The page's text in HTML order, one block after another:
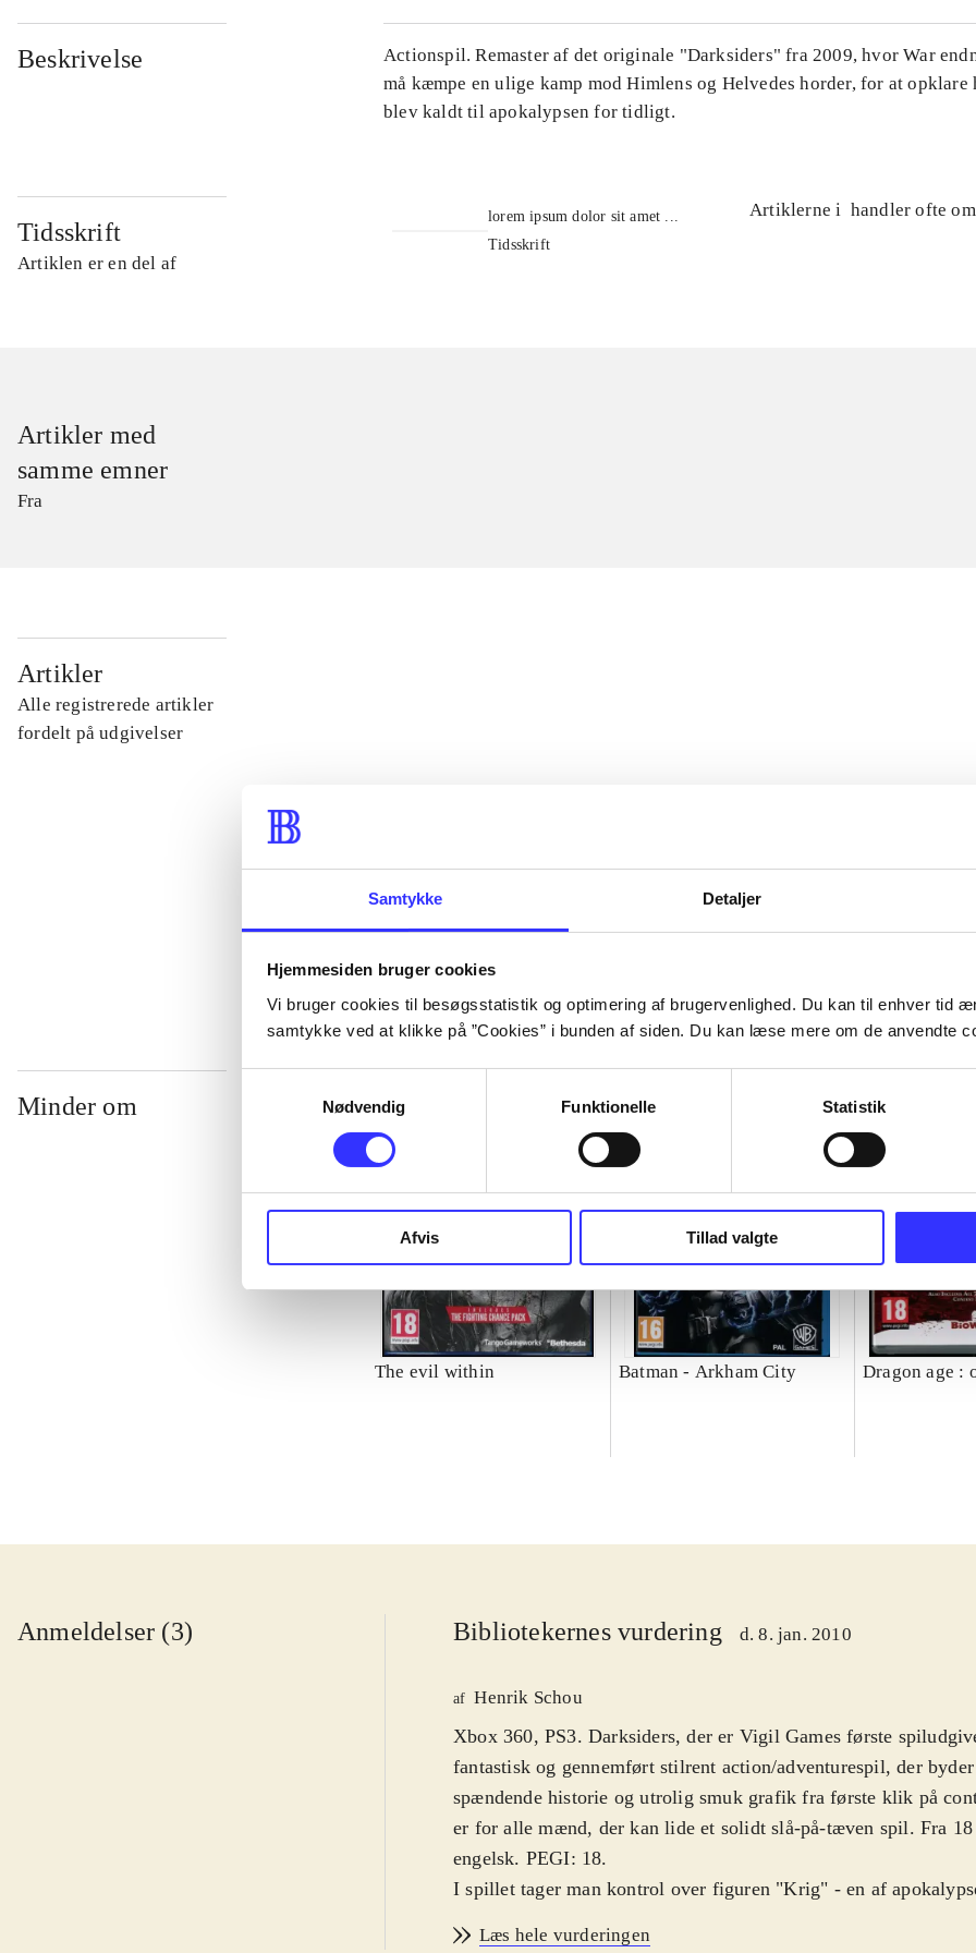
Samtykke Detaljer
Hjemmesiden bruger cookies
Vi bruger cookies til besøgsstatistik og optimering af brugervenlighed. Du kan til enhver tid
samtykke ved at klikke på ”Cookies” i bunden af siden. Du kan læse mere om de anvendte
Nødvendig
Funktionelle Statistik
Afvis Tillad valgte
Beskrivelse
Actionspil. Remaster af det originale "Darksiders" fra 2009, hvor War
må kæmpe en ulige kamp mod Himlens og Helvedes horder, for at
blev kaldt til apokalypsen for tidligt.
Tidsskrift
Artiklen er en del af
lorem ipsum dolor sit amet ...
Tidsskrift
Artiklerne i handler ofte om
Artikler med
samme emner
Fra
Artikler
Alle registrerede artikler
fordelt på udgivelser
...
Minder om
The evil within Batman - Arkham City Dragon age :
Anmeldelser (3) Bibliotekernes vurdering d. 8. jan. 2010
af Henrik Schou
Xbox 360, PS3. Darksiders, der er Vigil Games første
fantastisk og gennemført stilrent action/adventurespil, der
spændende historie og utrolig smuk grafik fra første klik på
er for alle mænd, der kan lide et solidt slå-på-tæven spil. Fra 18
engelsk. PEGI: 18.
I spillet tager man kontrol over figuren "Krig" - en af
Læs hele vurderingen